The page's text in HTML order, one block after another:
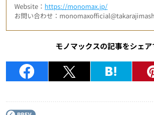
Website： https://monomax.jp/
お問い合わせ：
モノマックスの記事をシェア